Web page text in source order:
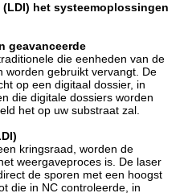
het systeemoplossingen
geavanceerde
die eenheden van de
worden gebruikt vervangt. De
op een digitaal dossier, in
die digitale dossiers worden
het op uw substraat zal.
kringsraad, worden de
weergaveproces is. De laser
de sporen met een hoogst
die in NC controleerde, in